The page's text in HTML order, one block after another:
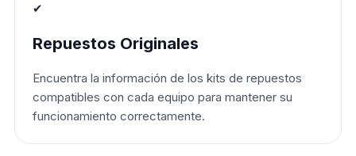
✔
Repuestos Originales
Encuentra la información de los kits de repuestos
compatibles con cada equipo para mantener su
funcionamiento correctamente.